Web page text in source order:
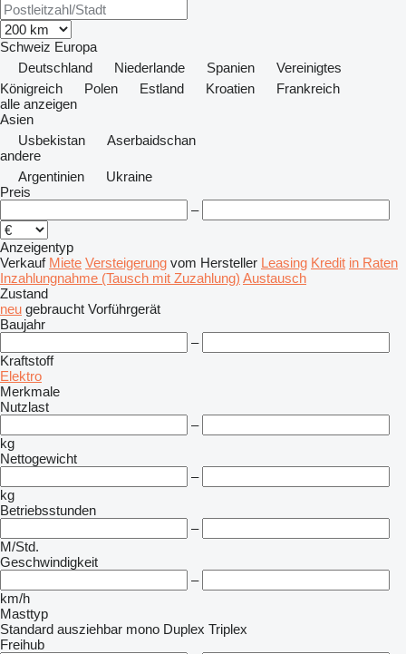
Schweiz Europa
Deutschland
Niederlande Spanien
Vereinigtes
Königreich
Polen Estland Kroatien
Frankreich
alle anzeigen
Asien
Usbekistan
Aserbaidschan
andere
Argentinien
Ukraine
Preis
–
Anzeigentyp
Verkauf Miete Versteigerung vom Hersteller Leasing Kredit in Raten
Inzahlungnahme (Tausch mit Zuzahlung) Austausch
Zustand
neu gebraucht Vorführgerät
Baujahr
–
Kraftstoff
Elektro
Merkmale
Nutzlast
–
kg
Nettogewicht
–
kg
Betriebsstunden
–
M/Std.
Geschwindigkeit
–
km/h
Masttyp
Standard ausziehbar mono Duplex Triplex
Freihub